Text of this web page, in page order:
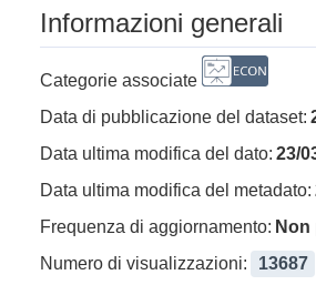
Informazioni generali
Categorie associate
Data di pubblicazione del dataset:
Data ultima modifica del dato: 23/
Data ultima modifica del metadato:
Frequenza di aggiornamento:
Numero di visualizzazioni:
13687